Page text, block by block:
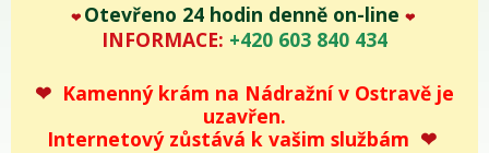
❤ Otevřeno 24 hodin denně on-line ❤
INFORMACE: +420 603 840 434
❤ Kamenný krám na Nádražní v Ostravě je
uzavřen.
Internetový zůstává k vašim službám ❤